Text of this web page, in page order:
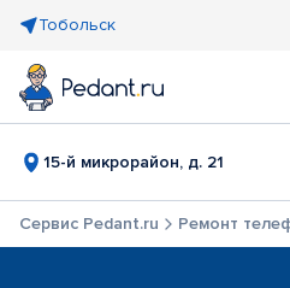
Тобольск
15-й микрорайон, д. 21
Сервис Pedant.ru Ремонт